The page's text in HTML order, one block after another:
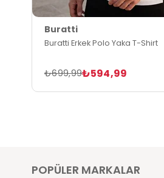
Buratti
Buratti Erkek Polo Yaka T-Shirt
₺594,99
₺699,99
POPÜLER MARKALAR